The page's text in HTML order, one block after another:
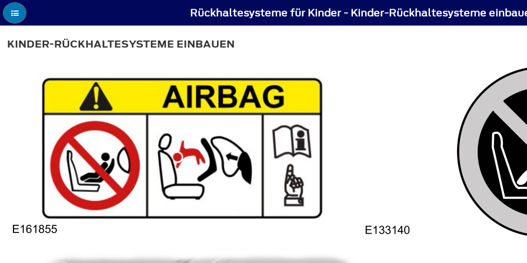
Rückhaltesysteme für Kinder - Kinder-Rückhaltesysteme
KINDER-RÜCKHALTESYSTEME EINBAUEN